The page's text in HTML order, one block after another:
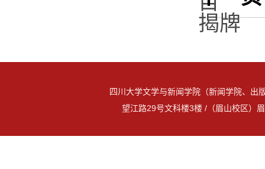
揭牌
四川大学文学与新闻学院（新闻学院、
望江路29号文科楼3楼 /（眉山校区